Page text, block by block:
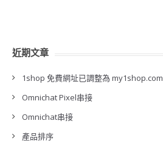
近期文章
1shop 免費網址已調整為 my1shop.com
Omnichat Pixel串接
Omnichat串接
產品排序